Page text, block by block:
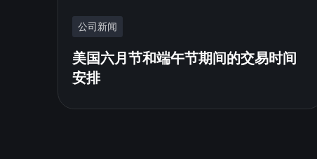
公司新闻
美国六月节和端午节期间的交易时间
安排